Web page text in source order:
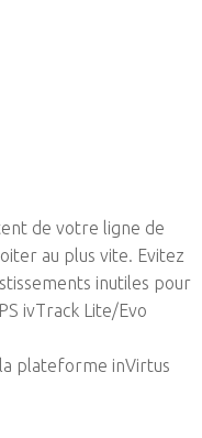
de votre ligne de
au plus vite. Evitez
inutiles pour
ivTrack Lite/Evo
plateforme inVirtus